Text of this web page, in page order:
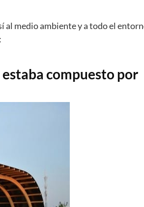
que seguro os va a encantar. Se trata de
medio ambiente y a todo el entorno